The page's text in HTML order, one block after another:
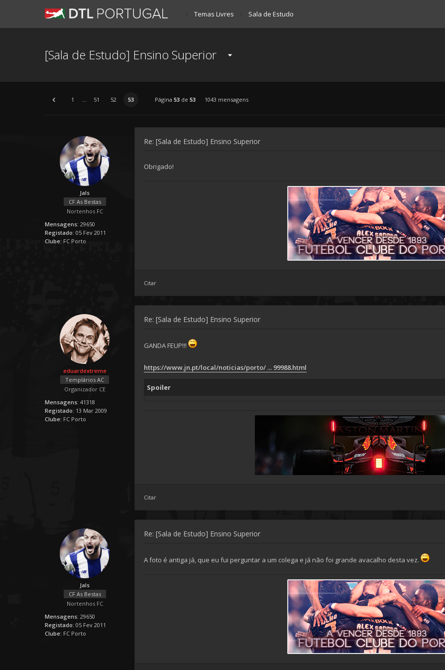
Temas Livres Sala de Estudo
[Sala de Estudo] Ensino Superior
1 ... 51 52 53 Página 53de 53 1043 mensagens
Jals
CF As Bestas
Nortenhos FC
Mensagens: 29650
Registado: 05 Fev 2011
Clube: FC Porto
Re: [Sala de Estudo] Ensino Superior
Obrigado!
Citar
eduardextreme
Templários AC
Organizador CE
Mensagens: 41318
Registado: 13 Mar 2009
Clube: FC Porto
Re: [Sala de Estudo] Ensino Superior
GANDA FEUP!!!
https://www.jn.pt/local/noticias/porto/ ... 99988.html
Spoiler
Citar
Jals
CF As Bestas
Nortenhos FC
Mensagens: 29650
Registado: 05 Fev 2011
Clube: FC Porto
Re: [Sala de Estudo] Ensino Superior
A foto é antiga já, que eu fui perguntar a um colega e já não foi grande avacalho desta vez.